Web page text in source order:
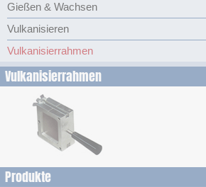
Gießen & Wachsen
Vulkanisieren
Vulkanisierrahmen
Vulkanisierrahmen
Produkte